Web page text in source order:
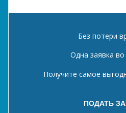
Без потери
Одна заявка
Получите самое